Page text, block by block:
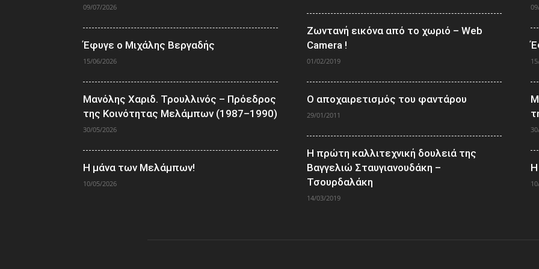
09/07/2026
Έφυγε ο Μιχάλης Βεργαδής
15/06/2026
Μανόλης Χαριδ. Τρουλλινός – Πρόεδρος
της Κοινότητας Μελάμπων (1987–1990)
30/05/2026
Η μάνα των Μελάμπων!
10/05/2026
Ζωντανή εικόνα από το χωριό – Web
Camera !
01/02/2019
Ο αποχαιρετισμός του φαντάρου
29/01/2011
Η πρώτη καλλιτεχνική δουλειά της
Βαγγελιώ Σταυγιανουδάκη –
Τσουρδαλάκη
14/03/2019